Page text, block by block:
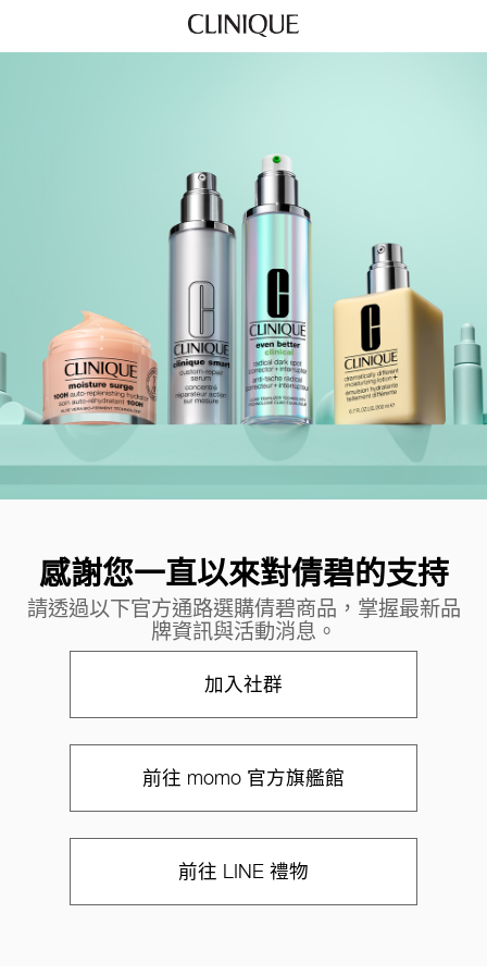
感謝您一直以來對倩碧的支持
請透過以下官方通路選購倩碧商品，掌握最新品
牌資訊與活動消息。
加入社群
前往 momo 官方旗艦館
前往 LINE 禮物